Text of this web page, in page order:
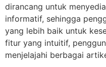
dirancang untuk
informatif, sehingga
yang lebih baik untuk
fitur yang intuitif,
menjelajahi berbagai